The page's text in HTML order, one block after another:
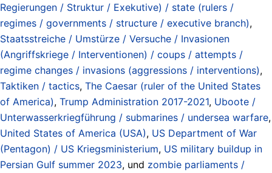
Regierungen / Struktur / Exekutive) / state (rulers /
regimes / governments / structure / executive branch),
Staatsstreiche / Umstürze / Versuche / Invasionen
(Angriffskriege / Interventionen) / coups / attempts /
regime changes / invasions (aggressions / interventions),
Taktiken / tactics, The Caesar (ruler of the United States
of America), Trump Administration 2017-2021, Uboote /
Unterwasserkriegführung / submarines / undersea warfare,
United States of America (USA), US Department of War
(Pentagon) / US Kriegsministerium, US military buildup in
Persian Gulf summer 2023, und zombie parliaments /